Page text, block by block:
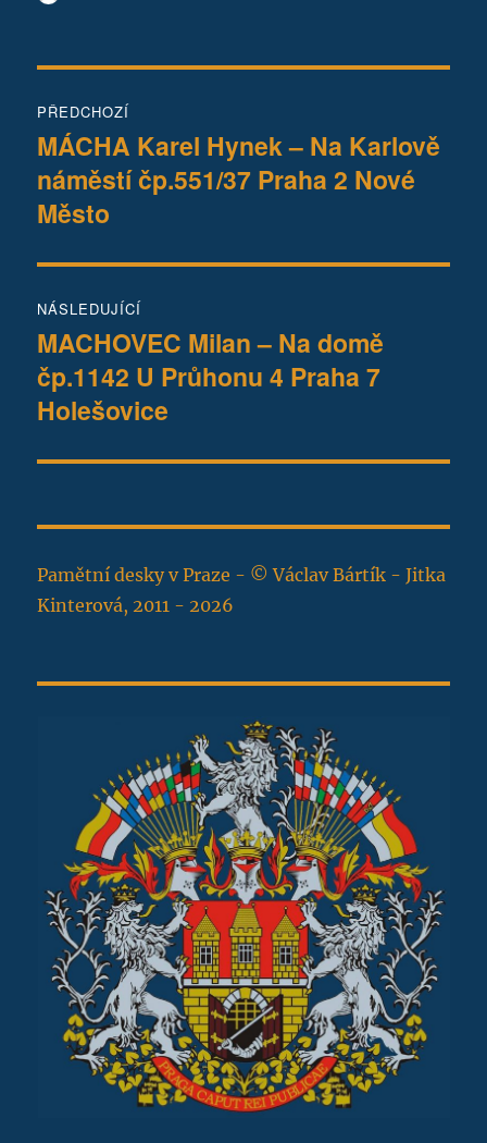
pro
příspěvek
PŘEDCHOZÍ
Předchozí
příspěvek:
MÁCHA Karel Hynek – Na Karlově
náměstí čp.551/37 Praha 2 Nové
Město
NÁSLEDUJÍCÍ
Následující
příspěvek:
MACHOVEC Milan – Na domě
čp.1142 U Průhonu 4 Praha 7
Holešovice
Pamětní desky v Praze - © Václav Bártík - Jitka
Kinterová, 2011 - 2026